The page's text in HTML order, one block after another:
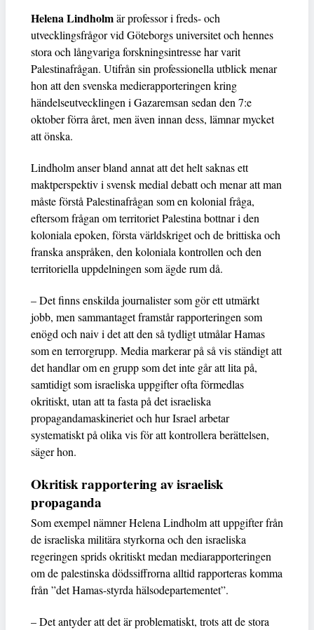
Helena Lindholmär professor i freds- och
utvecklingsfrågor vid Göteborgs universitet och hennes
stora och långvariga forskningsintresse har varit
Palestinafrågan. Utifrån sin professionella utblick menar
hon att den svenska medierapporteringen kring
händelseutvecklingen i Gazaremsan sedan den 7:e
oktober förra året, men även innan dess, lämnar mycket
att önska.
Lindholm anser bland annat att det helt saknas ett
maktperspektiv i svensk medial debatt och menar att man
måste förstå Palestinafrågan som en kolonial fråga,
eftersom frågan om territoriet Palestina bottnar i den
koloniala epoken, första världskriget och de brittiska och
franska anspråken, den koloniala kontrollen och den
territoriella uppdelningen som ägde rum då.
– Det finns enskilda journalister som gör ett utmärkt
jobb, men sammantaget framstår rapporteringen som
enögd och naiv i det att den så tydligt utmålar Hamas
som en terrorgrupp. Media markerar på så vis ständigt att
det handlar om en grupp som det inte går att lita på,
samtidigt som israeliska uppgifter ofta förmedlas
okritiskt, utan att ta fasta på det israeliska
propagandamaskineriet och hur Israel arbetar
systematiskt på olika vis för att kontrollera berättelsen,
säger hon.
Okritisk rapportering av israelisk
propaganda
Som exempel nämner Helena Lindholm att uppgifter från
de israeliska militära styrkorna och den israeliska
regeringen sprids okritiskt medan mediarapporteringen
om de palestinska dödssiffrorna alltid rapporteras komma
från ”det Hamas-styrda hälsodepartementet”.
– Det antyder att det är problematiskt, trots att de stora